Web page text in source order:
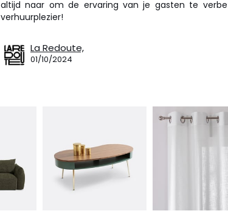
altijd naar om de ervaring van je gasten te
verhuurplezier!
La Redoute,
01/10/2024